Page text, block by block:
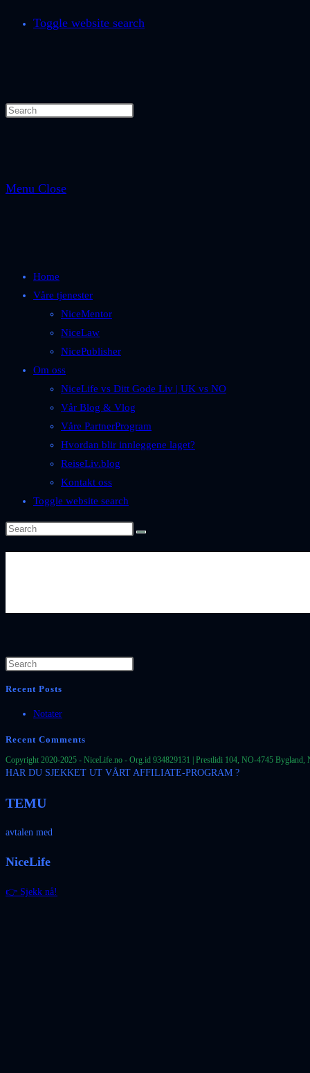
Toggle website search
Menu Close
Home
Våre tjenester
NiceMentor
NiceLaw
NicePublisher
Om oss
NiceLife vs Ditt Gode Liv | UK vs NO
Vår Blog & Vlog
Våre PartnerProgram
Hvordan blir innleggene laget?
ReiseLiv.blog
Kontakt oss
Toggle website search
Recent Posts
Notater
Recent Comments
Copyright 2020-2025 - NiceLife.no - Org.id 934829131 | Prestlidi 104, NO-4745
HAR DU SJEKKET UT VÅRT AFFILIATE-PROGRAM ?
TEMU
avtalen med
NiceLife
👉 Sjekk nå!